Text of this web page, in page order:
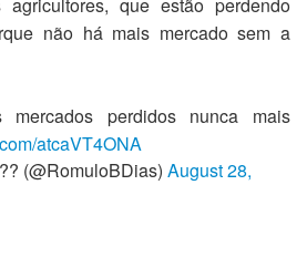
agricultores, que estão perdendo
não há mais mercado sem a
perdidos nunca mais
atcaVT4ONA
(@RomuloBDias) August 28,